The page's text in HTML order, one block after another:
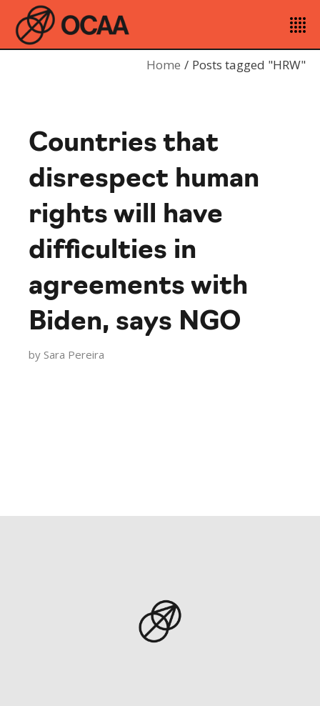
Home Posts tagged "HRW"
Countries that
disrespect human
rights will have
difficulties in
agreements with
Biden, says NGO
by Sara Pereira